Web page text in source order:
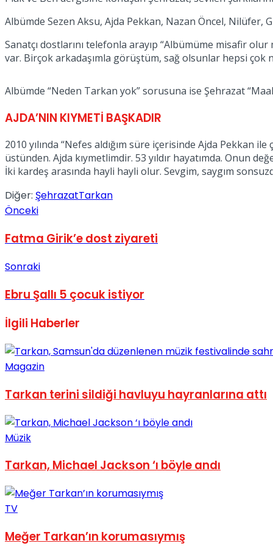
Albümde Sezen Aksu, Ajda Pekkan, Nazan Öncel, Nilüfer,
Sanatçı dostlarını telefonla arayıp “Albümüme misafir
var. Birçok arkadaşımla görüştüm, sağ olsunlar hepsi çok
Albümde “Neden Tarkan yok” sorusuna ise Şehrazat
AJDA’NIN KIYMETİ BAŞKADIR
2010 yılında “Nefes aldığım süre içerisinde Ajda Pekkan ile
üstünden. Ajda kıymetlimdir. 53 yıldır hayatımda. Onun
İki kardeş arasında hayli hayli olur. Sevgim, saygım
Diğer: ŞehrazatTarkan
Önceki
Fatma Girik’e dost ziyareti
Sonraki
Ebru Şallı 5 çocuk istiyor
İlgili Haberler
Magazin
Tarkan terini sildiği havluyu hayranlarına attı
Müzik
Tarkan, Michael Jackson ‘ı böyle andı
TV
Meğer Tarkan’ın korumasıymış